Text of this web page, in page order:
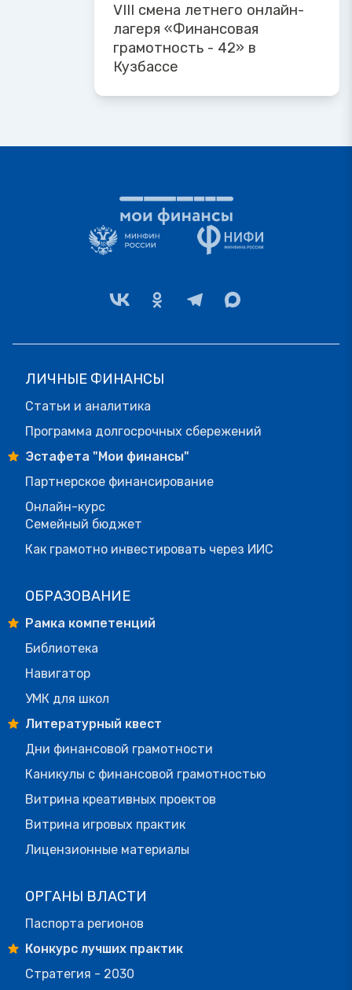
VIII смена летнего онлайн-
лагеря «Финансовая
грамотность - 42» в
Кузбассе
ЛИЧНЫЕ ФИНАНСЫ
Статьи и аналитика
Программа долгосрочных сбережений
Эстафета "Мои финансы"
Партнерское финансирование
Онлайн-курс
Семейный бюджет
Как грамотно инвестировать через ИИС
ОБРАЗОВАНИЕ
Рамка компетенций
Библиотека
Навигатор
УМК для школ
Литературный квест
Дни финансовой грамотности
Каникулы с финансовой грамотностью
Витрина креативных проектов
Витрина игровых практик
Лицензионные материалы
ОРГАНЫ ВЛАСТИ
Паспорта регионов
Конкурс лучших практик
Стратегия - 2030